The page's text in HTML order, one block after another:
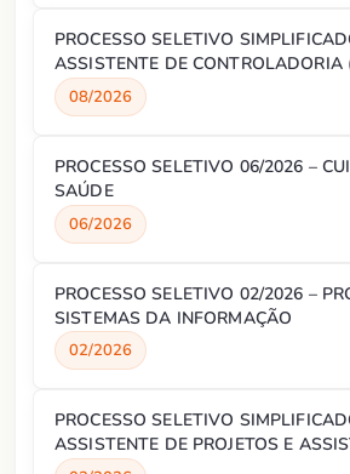
PROCESSO SELETIVO
ASSISTENTE DE CONTROLADORIA
RESERVA)
08/2026
PROCESSO SELETIVO 06/2026 –
SAÚDE
06/2026
PROCESSO SELETIVO 02/2026 –
SISTEMAS DA INFORMAÇÃO
02/2026
PROCESSO SELETIVO
ASSISTENTE DE PROJETOS E
ADMINISTRATIVO